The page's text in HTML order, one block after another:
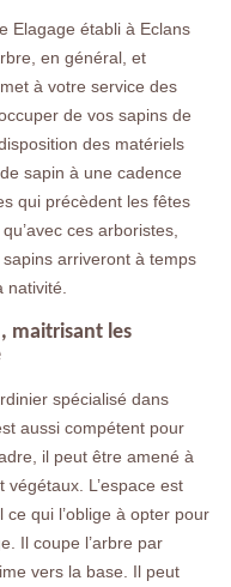
Elagage établi à Eclans
en général, et
à votre service des
de vos sapins de
des matériels
sapin à une cadence
qui précèdent les fêtes
ces arboristes,
arriveront à temps
maitrisant les
spécialisé dans
aussi compétent pour
il peut être amené à
L’espace est
qui l’oblige à opter pour
Il coupe l’arbre par
vers la base. Il peut